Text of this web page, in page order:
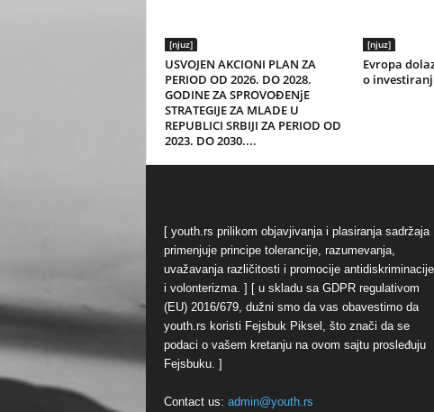
[njuz]
USVOJEN AKCIONI PLAN ZA
PERIOD OD 2026. DO 2028.
GODINE ZA SPROVOĐENjE
STRATEGIJE ZA MLADE U
REPUBLICI SRBIJI ZA PERIOD OD
2023. DO 2030....
[njuz]
Evropa
o
[ youth.rs prilikom objavjivanja i plasiranja sadržaja
primenjuje principe tolerancije, razumevanja,
uvažavanja različitosti i promocije antidiskriminacije
i volonterizma. ] [ u skladu sa GDPR regulativom
(EU) 2016/679, dužni smo da vas obavestimo da
youth.rs koristi Fejsbuk Piksel, što znači da se
podaci o vašem kretanju na ovom sajtu prosleđuju
Fejsbuku. ]
Contact us: admin@youth.rs